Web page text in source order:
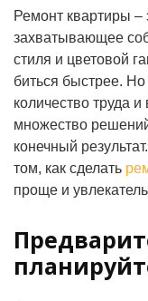
Ремонт квартиры –
захватывающее
стиля и цветовой
биться быстрее.
количество труда
множество
конечный
том, как сделать
проще и